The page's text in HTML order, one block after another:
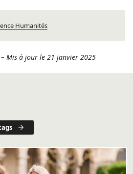
Humanités
– Mis à jour le 21 janvier 2025